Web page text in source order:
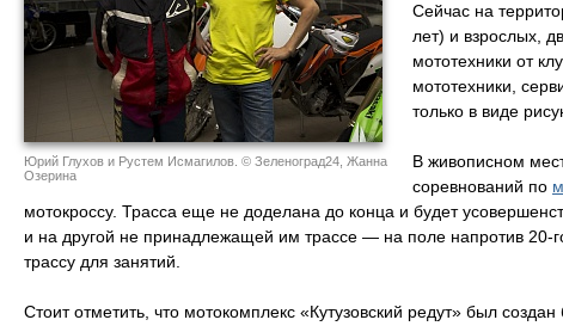
Юрий Глухов и Рустем Исмагилов. © Зеленоград24, Жанна
Озерина
Сейчас на
лет) и взрослых,
мототехники от
мототехники,
только в виде
В живописном
соревнований по
мотокроссу. Трасса еще не доделана до конца и будет
и на другой не принадлежащей им трассе — на поле напротив 20-
трассу для занятий.
Стоит отметить, что мотокомплекс «Кутузовский редут» был